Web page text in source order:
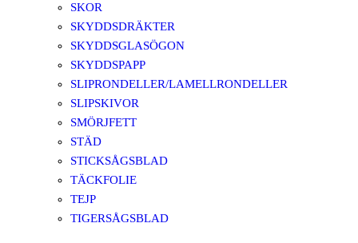
SKOR
SKYDDSDRÄKTER
SKYDDSGLASÖGON
SKYDDSPAPP
SLIPRONDELLER/LAMELLRONDELLER
SLIPSKIVOR
SMÖRJFETT
STÄD
STICKSÅGSBLAD
TÄCKFOLIE
TEJP
TIGERSÅGSBLAD